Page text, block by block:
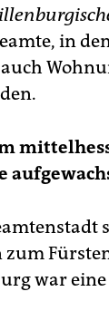
in
zum
war